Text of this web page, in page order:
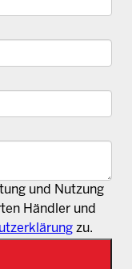
und Nutzung
Händler und
zu.